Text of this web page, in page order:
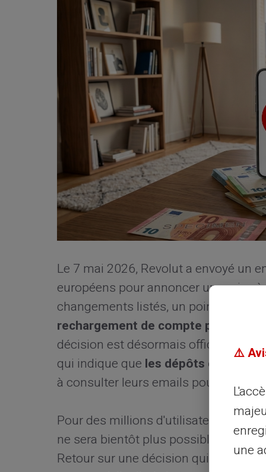
Le 7 mai 2026, Revolut a envoyé un
européens pour annoncer une mise
changements listés, un point retient
rechargement de compte par espèces
décision est désormais officielle,
qui indique que les dépôts
à consulter leurs emails pour plus de
Pour des millions d'utilisateurs en
ne sera bientôt plus possible
Retour sur une décision qui ferme la
⚠️
une